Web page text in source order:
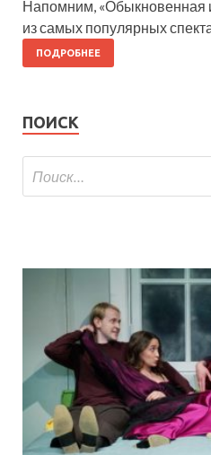
Напомним, «Обыкновенная
из самых популярных
ПОДРОБНЕЕ
ПОИСК